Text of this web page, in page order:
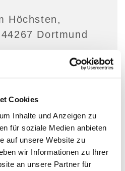
Cookies
Inhalte und Anzeigen zu
für soziale Medien anbieten
auf unsere Website zu
wir Informationen zu Ihrer
an unsere Partner für
Höchsten,
Dortmund